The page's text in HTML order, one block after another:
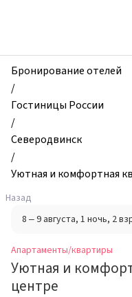
и
квартиры,
Уютная
и
комфортная
квартира
в
самом
центре,
Россия
Бронирование отелей
/
Гостиницы России
/
Северодвинск
/
Уютная и комфортная
Назад
8 – 9 августа, 1 ночь, 2
Апартаменты/квартиры
Уютная и
центре